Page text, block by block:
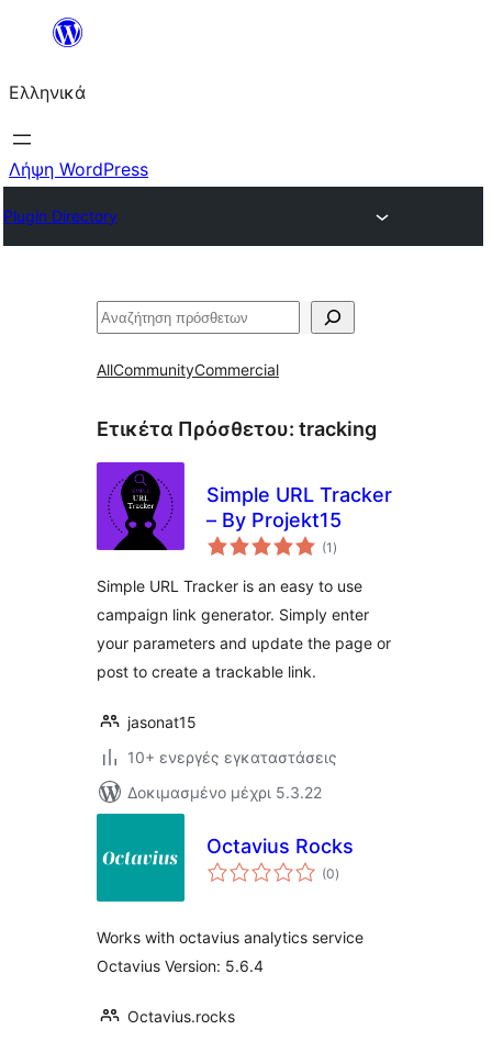
Μετάβαση
περιεχόμενο
Ελληνικά
Λήψη WordPress
Plugin Directory
Αναζήτηση
AllCommunityCommercial
Ετικέτα Πρόσθετου: tracking
Simple URL Tracker
– By Projekt15
(1 αξιολογήσεις
σύνολο
)
Simple URL Tracker is an easy to use
campaign link generator. Simply enter
your parameters and update the page or
post to create a trackable link.
jasonat15
10+ ενεργές εγκαταστάσεις
Δοκιμασμένο μέχρι 5.3.22
Octavius Rocks
(0αξιολογήσεις
σύνολο
)
Works with octavius analytics service
Octavius Version: 5.6.4
Octavius.rocks